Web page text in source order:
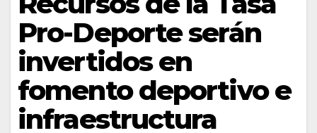
Pro-Deporte serán
invertidos en
fomento deportivo e
infraestructura